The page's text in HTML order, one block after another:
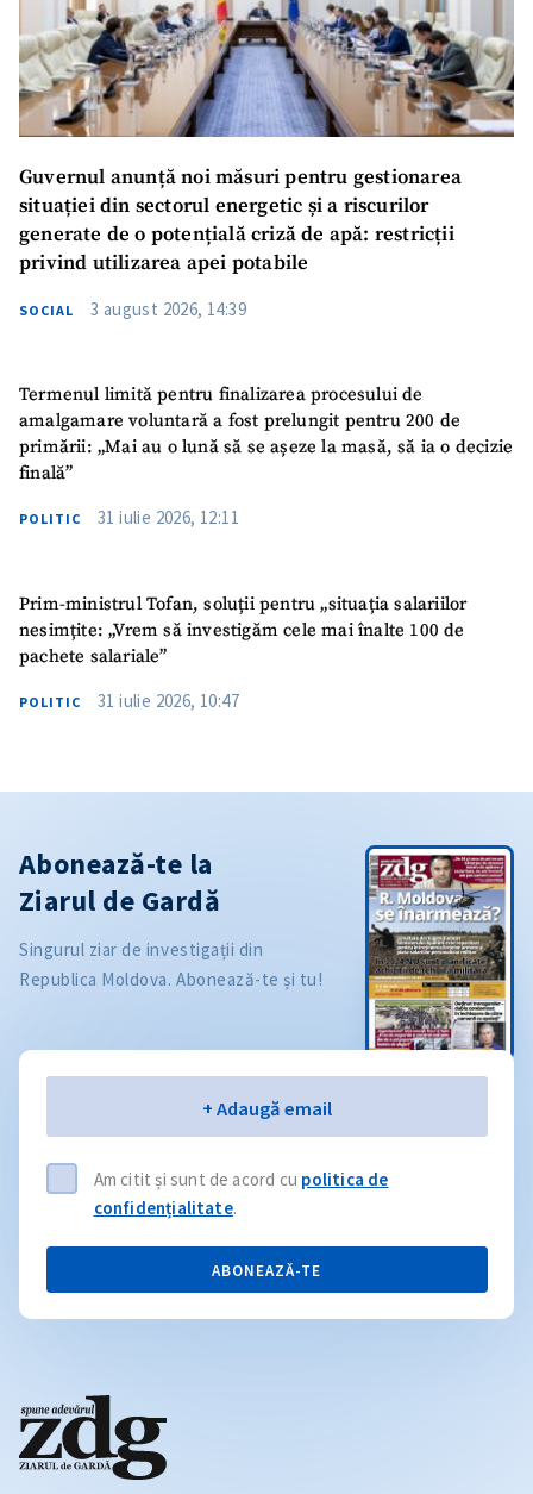
Guvernul anunță noi măsuri pentru gestionarea
situației din sectorul energetic și a riscurilor
generate de o potențială criză de apă: restricții
privind utilizarea apei potabile
SOCIAL 3 august 2026, 14:39
Termenul limită pentru finalizarea procesului de
amalgamare voluntară a fost prelungit pentru 200 de
primării: „Mai au o lună să se așeze la masă, să ia o decizie
finală”
POLITIC 31 iulie 2026, 12:11
Prim-ministrul Tofan, soluții pentru „situația salariilor
nesimțite: „Vrem să investigăm cele mai înalte 100 de
pachete salariale”
POLITIC 31 iulie 2026, 10:47
Abonează-te la
Ziarul de Gardă
Singurul ziar de investigații din
Republica Moldova. Abonează-te și tu!
+ Adaugă email
Am citit și sunt de acord cu politica de
confidențialitate.
ABONEAZĂ-TE